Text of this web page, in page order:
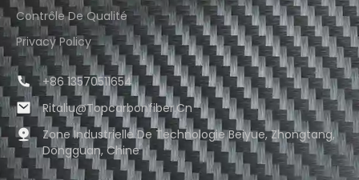
Contrôle De Qualité
Privacy Policy
+86 13570511654
Ritaliu@topcarbonfiber.cn
Zone Industrielle De Technologie Beiyue, Zhongtang,
Dongguan, Chine